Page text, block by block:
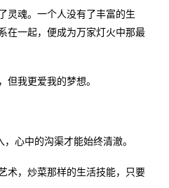
灵魂。一个人没有了丰富的生
在一起，便成为万家灯火中那最
我更爱我的梦想。
心中的沟渠才能始终清澈。
术，炒菜那样的生活技能，只要